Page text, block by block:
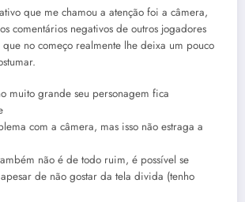
que me chamou a atenção foi a câmera,
comentários negativos de outros jogadores
no começo realmente lhe deixa um pouco
muito grande seu personagem fica
com a câmera, mas isso não estraga a
não é de todo ruim, é possível se
de não gostar da tela divida (tenho